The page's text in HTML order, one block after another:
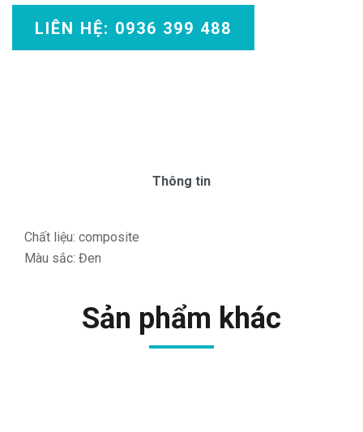
LIÊN HỆ: 0936 399 488
Thông tin
Chất liệu: composite
Màu sắc: Đen
Sản phẩm khác